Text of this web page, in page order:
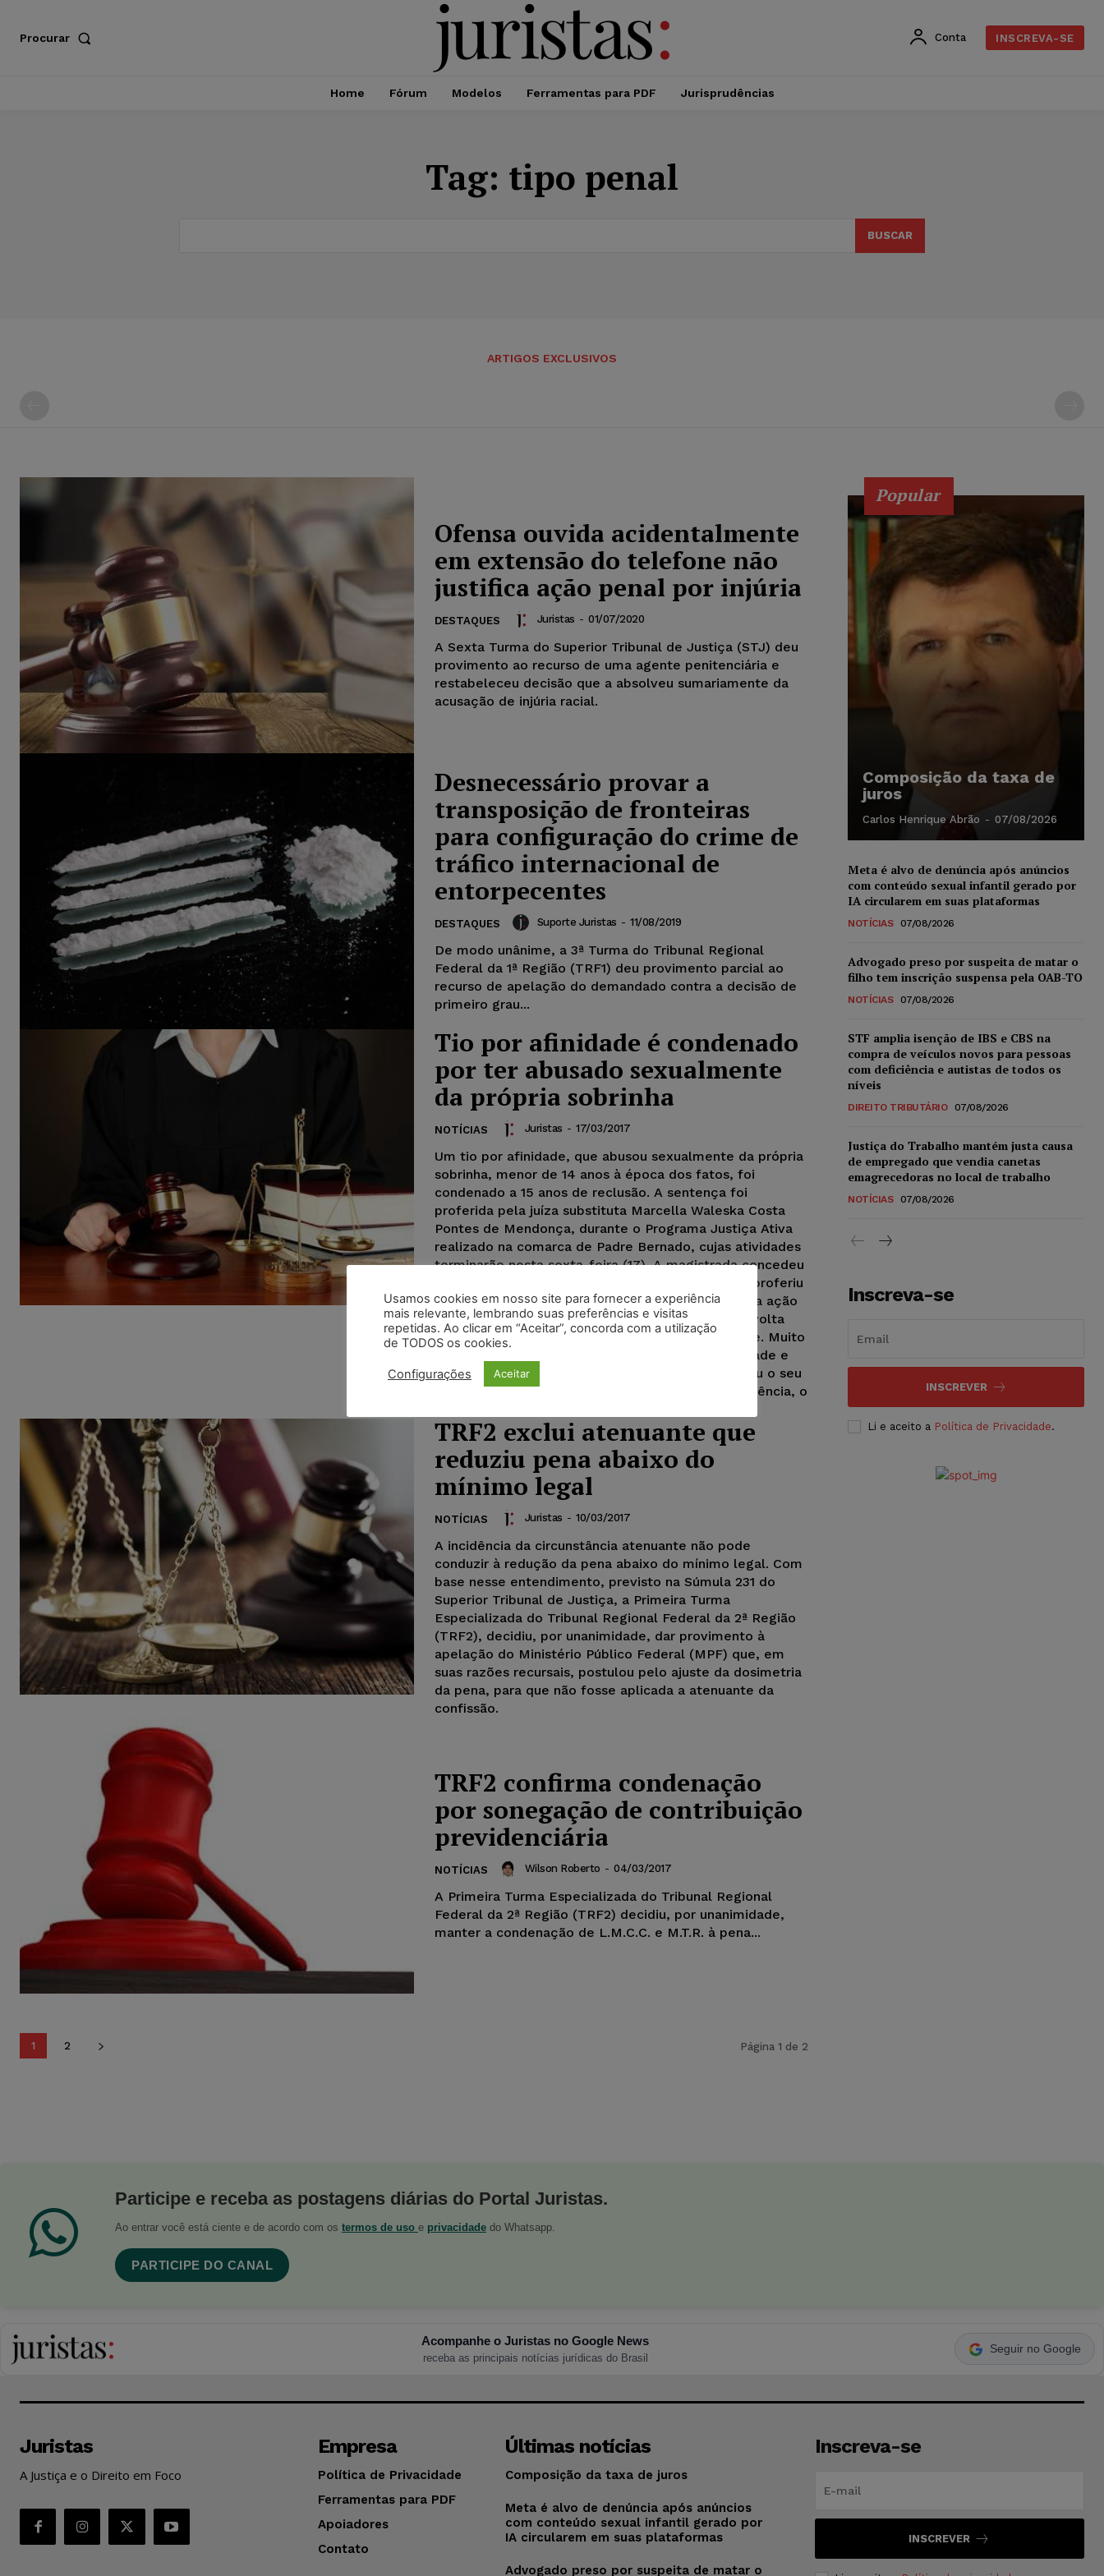
Procurar Conta INSCREVA-SE
Home Fórum Modelos Ferramentas para PDF Jurisprudências
Tag: tipo penal
BUSCAR
ARTIGOS EXCLUSIVOS
Ofensa ouvida acidentalmente
em extensão do telefone não
justifica ação penal por injúria
DESTAQUES Juristas - 01/07/2020
A Sexta Turma do Superior Tribunal de Justiça (STJ) deu
provimento ao recurso de uma agente penitenciária e
restabeleceu decisão que a absolveu sumariamente da
acusação de injúria racial.
Desnecessário provar a
transposição de fronteiras
para configuração do crime de
tráfico internacional de
entorpecentes
DESTAQUES Suporte Juristas - 11/08/2019
De modo unânime, a 3ª Turma do Tribunal Regional
Federal da 1ª Região (TRF1) deu provimento parcial ao
recurso de apelação do demandado contra a decisão de
primeiro grau...
Tio por afinidade é condenado
por ter abusado sexualmente
da própria sobrinha
NOTÍCIAS Juristas - 17/03/2017
Um tio por afinidade, que abusou sexualmente da própria
sobrinha, menor de 14 anos à época dos fatos, foi
condenado a 15 anos de reclusão. A sentença foi
proferida pela juíza substituta Marcella Waleska Costa
Pontes de Mendonça, durante o Programa Justiça Ativa
realizado na comarca de Padre Bernado, cujas atividades
terminarão nesta sexta-feira (17). A magistrada concedeu
ao réu o direito de recorrer em liberdade. A juíza proferiu
a sentença após ouvir as testemunhas arroladas na ação
penal e a vítima, em audiência que começou por volta
das 10 da manhã e se estendeu durante toda tarde. Muito
sensível e preocupada em deixar a criança à vontade e
sem a presença masculina, a magistrada dispensou o seu
assistente, permanecendo apenas, na sala de audiência, o
TRF2 exclui atenuante que
reduziu pena abaixo do
mínimo legal
NOTÍCIAS Juristas - 10/03/2017
A incidência da circunstância atenuante não pode
conduzir à redução da pena abaixo do mínimo legal. Com
base nesse entendimento, previsto na Súmula 231 do
Superior Tribunal de Justiça, a Primeira Turma
Especializada do Tribunal Regional Federal da 2ª Região
(TRF2), decidiu, por unanimidade, dar provimento à
apelação do Ministério Público Federal (MPF) que, em
suas razões recursais, postulou pelo ajuste da dosimetria
da pena, para que não fosse aplicada a atenuante da
confissão.
TRF2 confirma condenação
por sonegação de contribuição
previdenciária
NOTÍCIAS Wilson Roberto - 04/03/2017
A Primeira Turma Especializada do Tribunal Regional
Federal da 2ª Região (TRF2) decidiu, por unanimidade,
manter a condenação de L.M.C.C. e M.T.R. à pena...
1 2 Página 1 de 2
Popular
Composição da taxa de
juros
Carlos Henrique Abrão - 07/08/2026
Meta é alvo de denúncia após anúncios
com conteúdo sexual infantil gerado por
IA circularem em suas plataformas
NOTÍCIAS 07/08/2026
Advogado preso por suspeita de matar o
filho tem inscrição suspensa pela OAB-TO
NOTÍCIAS 07/08/2026
STF amplia isenção de IBS e CBS na
compra de veículos novos para pessoas
com deficiência e autistas de todos os
níveis
DIREITO TRIBUTÁRIO 07/08/2026
Justiça do Trabalho mantém justa causa
de empregado que vendia canetas
emagrecedoras no local de trabalho
NOTÍCIAS 07/08/2026
Inscreva-se
INSCREVER
Li e aceito a Política de Privacidade.
Participe e receba as postagens diárias do Portal Juristas.
Ao entrar você está ciente e de acordo com os termos de uso e privacidade do Whatsapp.
PARTICIPE DO CANAL
Acompanhe o Juristas no Google News
receba as principais notícias jurídicas do Brasil
Seguir no Google
Juristas
A Justiça e o Direito em Foco
Empresa
Política de Privacidade
Ferramentas para PDF
Apoiadores
Contato
Últimas notícias
Composição da taxa de juros
Meta é alvo de denúncia após anúncios
com conteúdo sexual infantil gerado por
IA circularem em suas plataformas
Advogado preso por suspeita de matar o
Inscreva-se
INSCREVER
Usamos cookies em nosso site para fornecer a experiência
mais relevante, lembrando suas preferências e visitas
repetidas. Ao clicar em “Aceitar”, concorda com a utilização
de TODOS os cookies.
Configurações Aceitar